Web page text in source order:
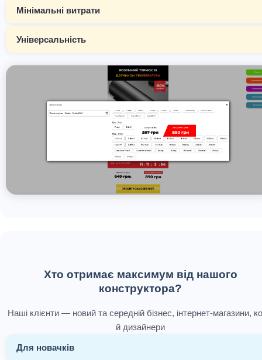
Мінімальні витрати
Універсальність
Хто отримає максимум від нашого
конструктора?
Наші клієнти — новий та середній бізнес, інтернет-магазини,
й дизайнери
Для новачків